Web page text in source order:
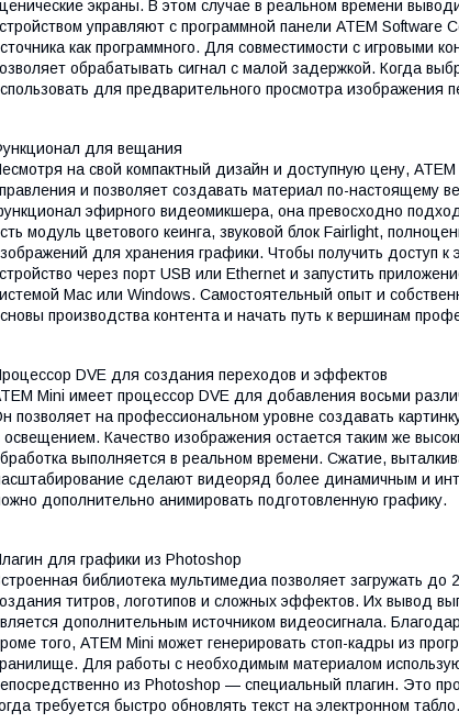
экраны. В этом случае в реальном времени
управляют с программной панели ATEM Software
как программного. Для совместимости с игровыми
обрабатывать сигнал с малой задержкой. Когда
для предварительного просмотра изображения
для вещания
на свой компактный дизайн и доступную цену,
и позволяет создавать материал по-настоящему
эфирного видеомикшера, она превосходно
модуль цветового кеинга, звуковой блок Fairlight,
для хранения графики. Чтобы получить доступ к
через порт USB или Ethernet и запустить
Mac или Windows. Самостоятельный опыт и
производства контента и начать путь к вершинам
DVE для создания переходов и эффектов
Mini имеет процессор DVE для добавления восьми
позволяет на профессиональном уровне создавать
освещением. Качество изображения остается таким же
выполняется в реальном времени. Сжатие,
сделают видеоряд более динамичным и
дополнительно анимировать подготовленную графику.
для графики из Photoshop
библиотека мультимедиа позволяет загружать
титров, логотипов и сложных эффектов. Их вывод
дополнительным источником видеосигнала.
того, ATEM Mini может генерировать стоп-кадры из
Для работы с необходимым материалом
из Photoshop — специальный плагин. Это
требуется быстро обновлять текст на электронном табло.